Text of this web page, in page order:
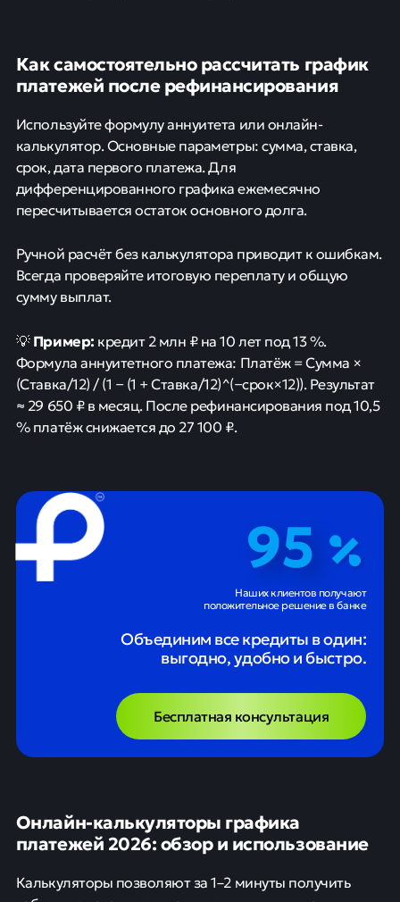
Как самостоятельно рассчитать график
платежей после рефинансирования
Используйте формулу аннуитета или онлайн-
калькулятор. Основные параметры: сумма, ставка,
срок, дата первого платежа. Для
дифференцированного графика ежемесячно
пересчитывается остаток основного долга.
Ручной расчёт без калькулятора приводит к ошибкам.
Всегда проверяйте итоговую переплату и общую
сумму выплат.
💡Пример: кредит 2 млн ₽ на 10 лет под 13 %.
Формула аннуитетного платежа: Платёж = Сумма ×
(Ставка/12) / (1 − (1 + Ставка/12)^(−срок×12)). Результат
≈ 29 650 ₽ в месяц. После рефинансирования под 10,5
% платёж снижается до 27 100 ₽.
95
Наших клиентов получают
положительное решение в банке
Объединим все кредиты в один:
выгодно, удобно и быстро.
Бесплатная консультация
Онлайн-калькуляторы графика
платежей 2026: обзор и использование
Калькуляторы позволяют за 1–2 минуты получить